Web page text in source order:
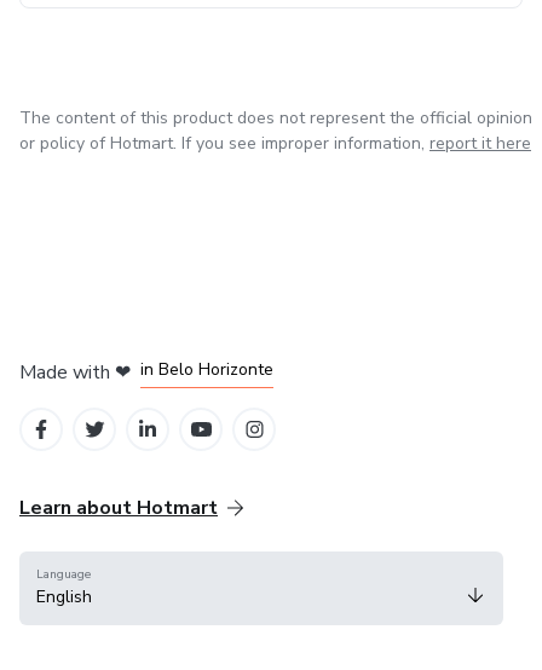
tenis alguna duda o problema a la hora de hacer el pago o
The content of this product does not represent the official opinion
or policy of Hotmart. If you see improper information, report it here
Made with ❤ in Belo Horizonte
Learn about Hotmart
Language
English